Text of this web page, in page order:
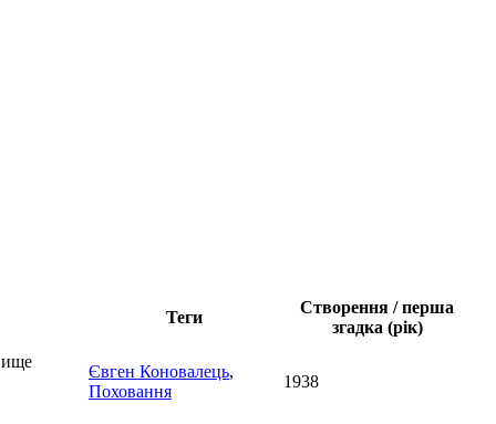
Теги
Створення / перша
згадка (рік)
Євген Коновалець,
Поховання
1938